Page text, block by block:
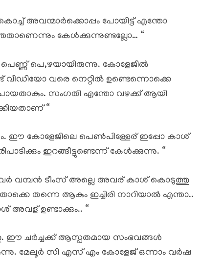
അവന്മാർക്കൊപ്പം പോയിട്ട് എന്തോ
കേൾക്കുന്നുണ്ടല്ലോ… “
പെ,ഴയായിരുന്നു. കോളേജിൽ
വീഡിയോ വരെ നെറ്റിൽ ഉണ്ടെന്നൊക്കെ
സംഗതി എന്തോ വഴക്ക് ആയി
“
ഈ കോളേജിലെ പെൺപിള്ളേര് ഇപ്പോ കാശ്
ഇറങ്ങീട്ടുണ്ടെന്ന് കേൾക്കുന്നു. “
വമ്പൻ ടീംസ് അല്ലെ അവര് കാശ് കൊടുത്തു
തന്നെ ആകും ഇച്ചിരി നാറിയാൽ എന്താ..
അവള് ഉണ്ടാക്കും.. “
ഈ ചർച്ചക്ക് ആസ്പതമായ സംഭവങ്ങൾ
മേലൂർ സി എസ് എം കോളേജ് ഒന്നാം വർഷ